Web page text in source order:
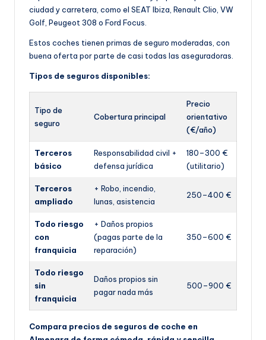
ciudad y carretera, como el SEAT Ibiza, Renault Clio, VW
Golf, Peugeot 308 o Ford Focus.
Estos coches tienen primas de seguro moderadas, con
buena oferta por parte de casi todas las aseguradoras.
Tipos de seguros disponibles:
Tipo de
seguro
Cobertura principal
Precio
orientativo
(€/año)
Terceros
básico
Responsabilidad civil +
defensa jurídica
180–300 €
(utilitario)
Terceros
ampliado
+ Robo, incendio,
lunas, asistencia
250–400 €
Todo riesgo
con
franquicia
+ Daños propios
(pagas parte de la
reparación)
350–600 €
Todo riesgo
sin
franquicia
Daños propios sin
pagar nada más
500–900 €
Compara precios de seguros de coche en